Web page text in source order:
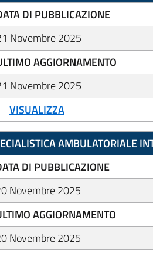
DI PUBBLICAZIONE
Novembre 2025
AGGIORNAMENTO
Novembre 2025
VISUALIZZA
AMBULATORIALE
DI PUBBLICAZIONE
Novembre 2025
AGGIORNAMENTO
Novembre 2025